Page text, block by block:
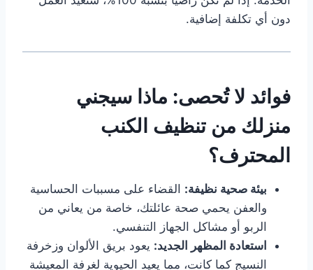
دون أي تكلفة إضافية.
فوائد لا تُحصى: ماذا سيجني
منزلك من تنظيف الكنب
المحترف؟
بيئة صحية نظيفة: القضاء على مسببات الحساسية
والعفن يحمي صحة عائلتك، خاصة من يعاني من
الربو أو مشاكل الجهاز التنفسي.
استعادة المظهر الجديد: يعود بريق الألوان وزخرفة
النسيج كما كانت، مما يعيد الحيوية لغرفة المعيشة